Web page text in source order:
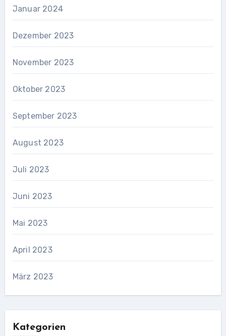
Januar 2024
Dezember 2023
November 2023
Oktober 2023
September 2023
August 2023
Juli 2023
Juni 2023
Mai 2023
April 2023
März 2023
Kategorien